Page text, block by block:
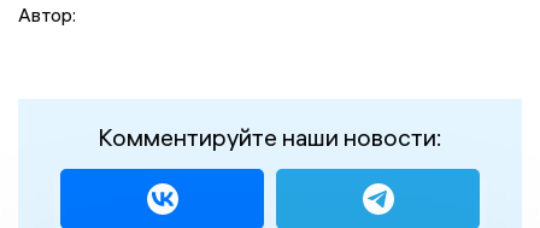
Автор:
Комментируйте наши новости: